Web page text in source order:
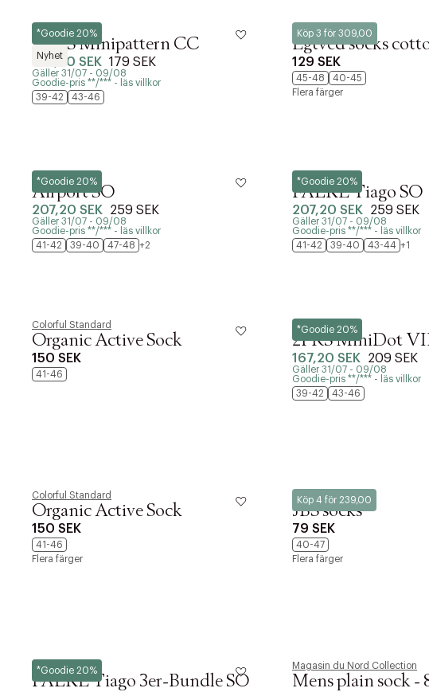
*Goodie 20%
Nyhet
BOSS
2P RS Minipattern CC
143,20 SEK 179 SEK
Gäller 31/07 - 09/08
Goodie-pris **/*** - läs villkor
39-42
43-46
Köp 3 för 309,00
Egtved
Egtved socks
129 SEK
45-48
40-45
Flera färger
*Goodie 20%
Falke
Airport SO
207,20 SEK 259 SEK
Gäller 31/07 - 09/08
Goodie-pris **/*** - läs villkor
41-42
39-40 47-48 +2
*Goodie 20%
Falke
FALKE Tiago SO
207,20 SEK 259 SEK
Gäller 31/07 - 09/08
Goodie-pris **/*** - läs villkor
41-42
39-40 43-44 +1
Colorful Standard
Organic Active Sock
150 SEK
41-46
*Goodie 20%
BOSS
2PRS MiniDot
167,20 SEK 209 SEK
Gäller 31/07 - 09/08
Goodie-pris **/*** - läs villkor
39-42
43-46
Colorful Standard
Organic Active Sock
150 SEK
41-46
Flera färger
Köp 4 för 239,00
JBS
JBS socks
79 SEK
40-47
Flera färger
*Goodie 20%
Falke
FALKE Tiago 3er-Bundle SO
Magasin du Nord Collection
Mens plain sock -
WE CARE ABOUT
PRODUKTEN HITTADES